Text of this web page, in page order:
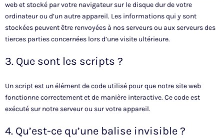
web et stocké par votre navigateur sur le disque dur de votre
ordinateur ou d’un autre appareil. Les informations qui y sont
stockées peuvent être renvoyées à nos serveurs ou aux serveurs des
tierces parties concernées lors d’une visite ultérieure.
3. Que sont les scripts ?
Un script est un élément de code utilisé pour que notre site web
fonctionne correctement et de manière interactive. Ce code est
exécuté sur notre serveur ou sur votre appareil.
4. Qu’est-ce qu’une balise invisible ?